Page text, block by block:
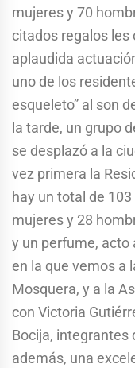
mujeres y 70
citados regalos les
aplaudida
uno de los
esqueleto” al son
la tarde, un grupo
se desplazó a la
vez primera la
hay un total de
mujeres y 28
y un perfume, acto
en la que vemos a
Mosquera, y a la
con Victoria
Bocija, integrantes
además, una